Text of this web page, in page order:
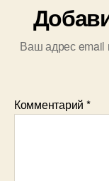
Ваш адрес email
Комментарий *